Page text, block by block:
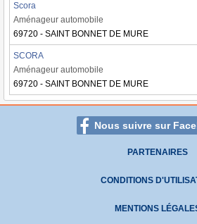
Scora
Aménageur automobile
69720 - SAINT BONNET DE MURE
SCORA
Aménageur automobile
69720 - SAINT BONNET DE MURE
Nous suivre sur
PARTENAIRES
CONDITIONS
MENTIONS